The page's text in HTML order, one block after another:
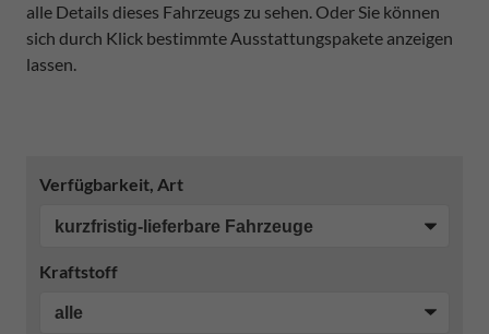
alle Details dieses Fahrzeugs zu sehen. Oder Sie können
sich durch Klick bestimmte Ausstattungspakete anzeigen
lassen.
Verfügbarkeit, Art
Kraftstoff